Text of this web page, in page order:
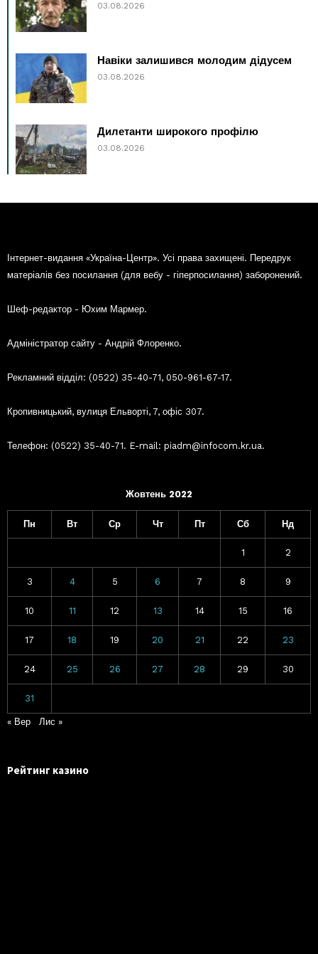
03.08.2026
Навіки залишився молодим дідусем
03.08.2026
Дилетанти широкого профілю
03.08.2026
Інтернет-видання «Україна-Центр». Усі права захищені. Передрук
матеріалів без посилання (для вебу - гіперпосилання) заборонений.
Шеф-редактор - Юхим Мармер.
Адміністратор сайту - Андрій Флоренко.
Рекламний відділ: (0522) 35-40-71, 050-961-67-17.
Кропивницький, вулиця Ельворті, 7, офіс 307.
Телефон: (0522) 35-40-71. E-mail: piadm@infocom.kr.ua.
Жовтень 2022
Пн Вт Ср Чт Пт Сб Нд
1 2
3 4 5 6 7 8 9
10 11 12 13 14 15 16
17 18 19 20 21 22 23
24 25 26 27 28 29 30
31
« Вер Лис »
Рейтинг казино